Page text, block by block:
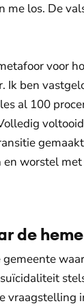
me los. De
voor
Ik ben
al 100
en worstel
de
gemeente
vraagstelling